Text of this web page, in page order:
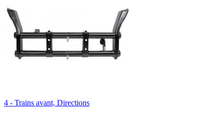
4 - Trains avant, Directions